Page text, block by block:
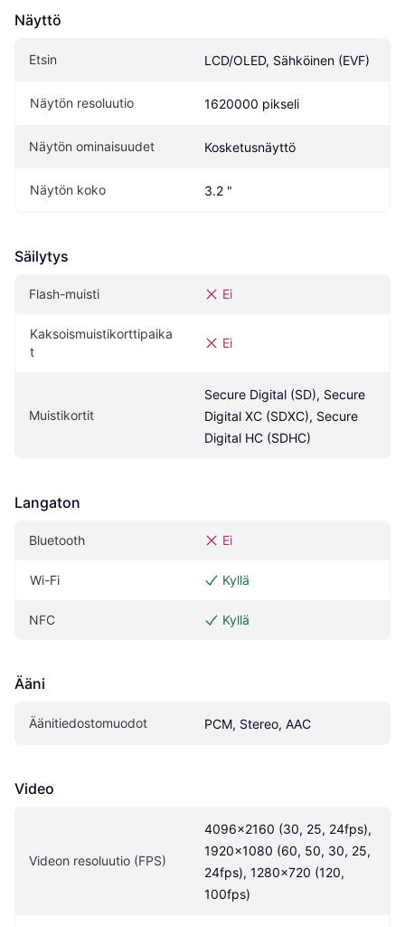
Näyttö
Etsin LCD/OLED, Sähköinen (EVF)
Näytön resoluutio 1620000 pikseli
Näytön ominaisuudet Kosketusnäyttö
Näytön koko 3.2 "
Säilytys
Flash-muisti Ei
Kaksoismuistikorttipaika
t
Ei
Muistikortit
Secure Digital (SD), Secure
Digital XC (SDXC), Secure
Digital HC (SDHC)
Langaton
Bluetooth Ei
Wi-Fi Kyllä
NFC Kyllä
Ääni
Äänitiedostomuodot PCM, Stereo, AAC
Video
Videon resoluutio (FPS)
4096x2160 (30, 25, 24fps),
1920x1080 (60, 50, 30, 25,
24fps), 1280x720 (120,
100fps)